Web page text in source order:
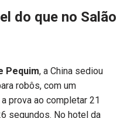
do que no Salão
Pequim, a China sediou
robôs, com um
prova ao completar 21
segundos. No hotel da